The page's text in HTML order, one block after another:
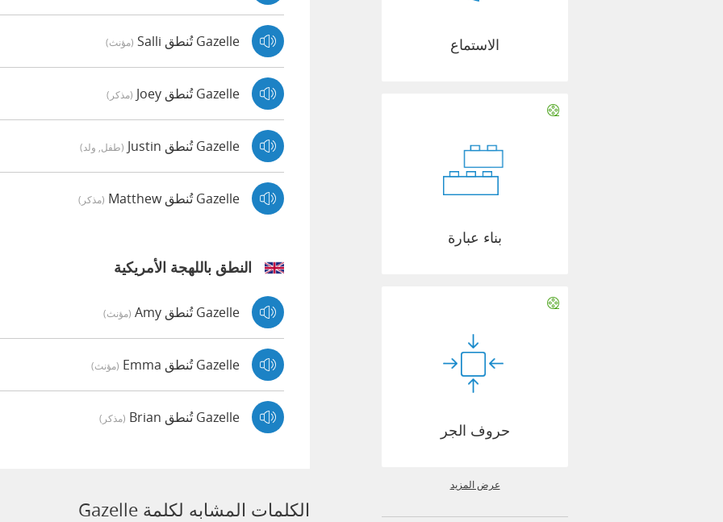
Gazelle تُنطق Salli (مؤنث)
Gazelle تُنطق Joey (مذكر)
Gazelle تُنطق Justin (طفل, ولد)
Gazelle تُنطق Matthew (مذكر)
النطق باللهجة الأمريكية
Gazelle تُنطق Amy (مؤنث)
Gazelle تُنطق Emma (مؤنث)
Gazelle تُنطق Brian (مذكر)
الكلمات المشابه لكلمة Gazelle
الاستماع
بناء عبارة
حروف الجر
عرض المزيد